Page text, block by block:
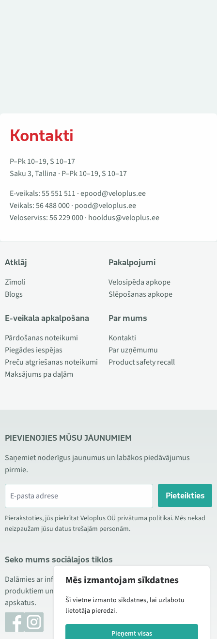
Kontakti
P–Pk 10–19, S 10–17
Saku 3, Tallina · P–Pk 10–19, S 10–17
E-veikals:55 551 511 ·epood@veloplus.ee
Veikals:56 488 000· pood@veloplus.ee
Veloserviss:56 229 000· hooldus@veloplus.ee
Atklāj
Zīmoli
Blogs
E-veikala apkalpošana
Pārdošanas noteikumi
Piegādes iespējas
Preču atgriešanas noteikumi
Maksājums pa daļām
Pakalpojumi
Velosipēda apkope
Slēpošanas apkope
Par mums
Kontakti
Par uzņēmumu
Product safety recall
PIEVIENOJIES MŪSU JAUNUMIEM
Saņemiet noderīgus jaunumus un labākos piedāvājumus
pirmie.
Pieteikties
Pierakstoties, jūs piekrītat Veloplus OÜ privātuma politikai. Mēs nekad
neizpaužam jūsu datus trešajām personām.
Seko mums sociālajos tīklos
Dalāmies ar informāciju par izdevīgām akcijām, jauniem
produktiem un servisu. Reizēm publicējam arī produktu
apskatus.
Mēs izmantojam sīkdatnes
Šī vietne izmanto sīkdatnes, lai uzlabotu
lietotāja pieredzi.
Pieņemt visas